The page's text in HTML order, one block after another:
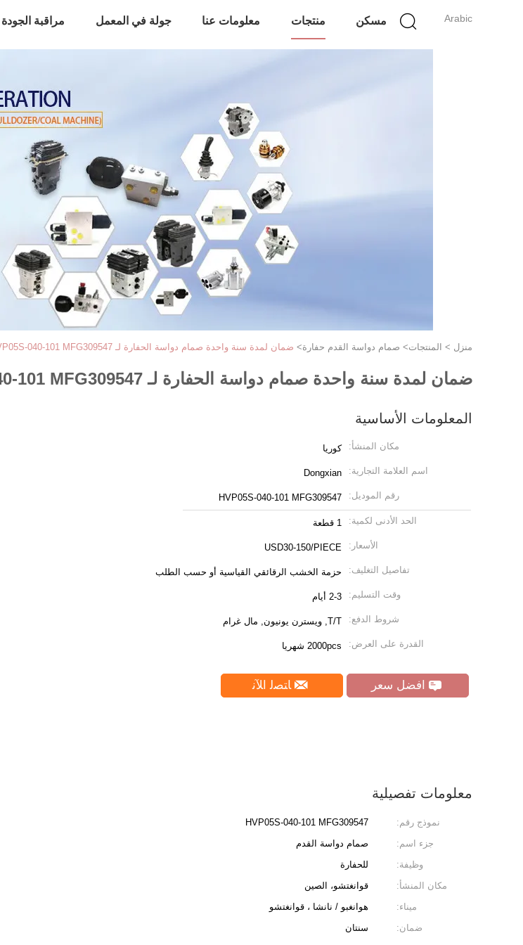
Arabic مسكن منتجات معلومات عنا جولة في المعمل مراقبة الجودة
منزل > المنتجات> صمام دواسة القدم حفارة> ضمان لمدة سنة واحدة صمام دواسة الحفارة لـ HVP05S-040-101 MFG309547
ضمان لمدة سنة واحدة صمام دواسة الحفارة لـ HVP05S-040-101 MFG309547
المعلومات الأساسية
مكان المنشأ: كوريا
اسم العلامة التجارية: Dongxian
رقم الموديل: HVP05S-040-101 MFG309547
الحد الأدنى لكمية: 1 قطعة
الأسعار: USD30-150/PIECE
تفاصيل التغليف: حزمة الخشب الرقائقي القياسية أو حسب الطلب
وقت التسليم: 2-3 أيام
شروط الدفع: T/T, ويسترن يونيون, مال غرام
القدرة على العرض: 2000pcs شهريا
افضل سعر ﺎﺘﺼﻟ ﺍﻶﻧ
معلومات تفصيلية
نموذج رقم: HVP05S-040-101 MFG309547
جزء اسم:
صمام دواسة القدم
وظيفة:
للحفارة
مكان المنشأ:
قوانغتشو، الصين
ميناء:
هوانغبو / نانشا ، قوانغتشو
ضمان:
سنتان